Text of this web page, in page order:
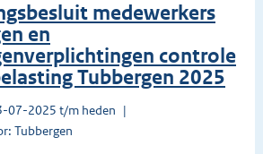
medewerkers
en
controle
Tubbergen 2025
07-2025 t/m heden
Tubbergen